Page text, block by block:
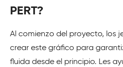
PERT?
Al comienzo del proyecto, los
crear este gráfico para
fluida desde el principio. Les